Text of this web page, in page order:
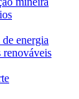
energia
renováveis